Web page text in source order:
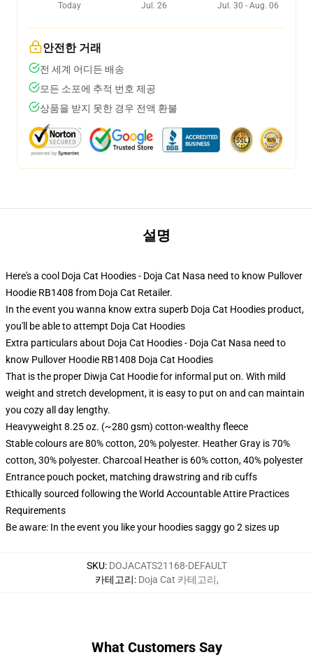
Today
Jul. 26
Jul. 30 - Aug. 06
안전한 거래
전 세계 어디든 배송
모든 소포에 추적 번호 제공
상품을 받지 못한 경우 전액 환불
설명
Here's a cool Doja Cat Hoodies - Doja Cat Nasa need to know Pullover
Hoodie RB1408 from Doja Cat Retailer.
In the event you wanna know extra superb Doja Cat Hoodies product,
you'll be able to attempt Doja Cat Hoodies
Extra particulars about Doja Cat Hoodies - Doja Cat Nasa need to
know Pullover Hoodie RB1408 Doja Cat Hoodies
That is the proper Diwja Cat Hoodie for informal put on. With mild
weight and stretch development, it is easy to put on and can maintain
you cozy all day lengthy.
Heavyweight 8.25 oz. (~280 gsm) cotton-wealthy fleece
Stable colours are 80% cotton, 20% polyester. Heather Gray is 70%
cotton, 30% polyester. Charcoal Heather is 60% cotton, 40% polyester
Entrance pouch pocket, matching drawstring and rib cuffs
Ethically sourced following the World Accountable Attire Practices
Requirements
Be aware: In the event you like your hoodies saggy go 2 sizes up
SKU: DOJACATS21168-DEFAULT
카테고리: Doja Cat 카테고리,
What Customers Say